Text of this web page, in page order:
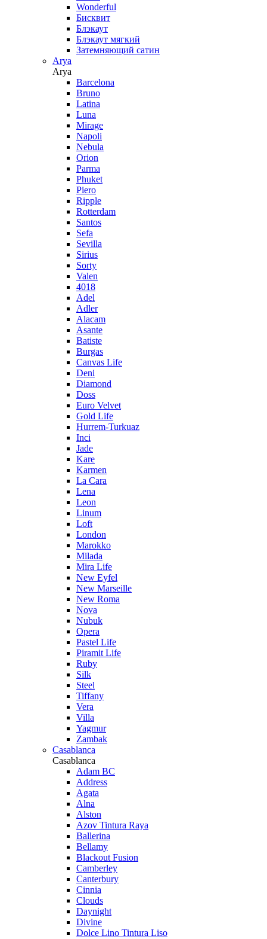
Wonderful
Бисквит
Блэкаут
Блэкаут мягкий
Затемняющий сатин
Arya
Arya
Barcelona
Bruno
Latina
Luna
Mirage
Napoli
Nebula
Orion
Parma
Phuket
Piero
Ripple
Rotterdam
Santos
Sefa
Sevilla
Sirius
Sorty
Valen
4018
Adel
Adler
Alacam
Asante
Batiste
Burgas
Canvas Life
Deni
Diamond
Doss
Euro Velvet
Gold Life
Hurrem-Turkuaz
Inci
Jade
Kare
Karmen
La Cara
Lena
Leon
Linum
Loft
London
Marokko
Milada
Mira Life
New Eyfel
New Marseille
New Roma
Nova
Nubuk
Opera
Pastel Life
Piramit Life
Ruby
Silk
Steel
Tiffany
Vera
Villa
Yagmur
Zambak
Casablanca
Casablanca
Adam BC
Address
Agata
Alna
Alston
Azov Tintura Raya
Ballerina
Bellamy
Blackout Fusion
Camberley
Canterbury
Cinnia
Clouds
Daynight
Divine
Dolce Lino Tintura Liso